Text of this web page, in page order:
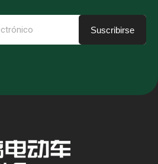
Suscribirse